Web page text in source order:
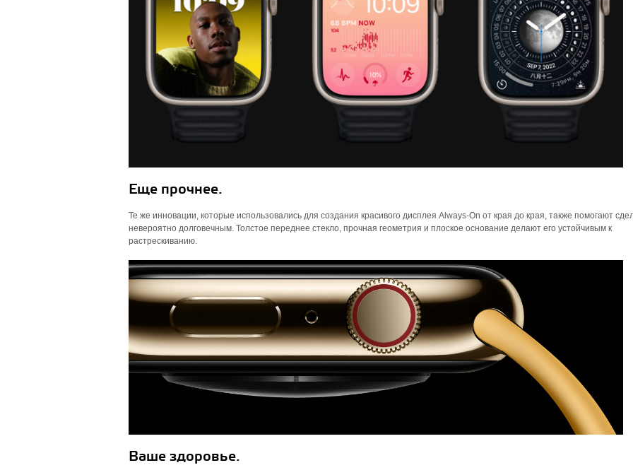
Еще прочнее.
Те же инновации, которые использовались для создания красивого дисплея Always-On от края до края, также помогают
невероятно долговечным. Толстое переднее стекло, прочная геометрия и плоское основание делают его устойчивым к
растрескиванию.
Ваше здоровье.